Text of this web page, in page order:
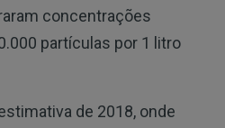
concentrações
partículas por 1 litro
de 2018, onde